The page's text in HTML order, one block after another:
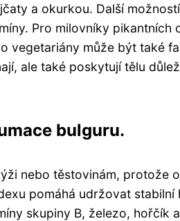
a okurkou. Další
Pro milovníky
vegetariány může být také
ale také poskytují tělu
bulguru.
nebo těstovinám, protože
pomáhá udržovat
skupiny B, železo, hořčík